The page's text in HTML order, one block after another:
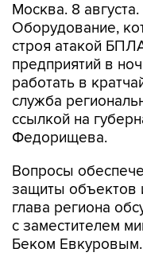
Москва. 8 августа.
Оборудование,
строя атакой
предприятий в
работать в
служба
ссылкой на
Федорищева.
Вопросы
защиты объектов
глава региона
с заместителем
Беком Евкуровым.